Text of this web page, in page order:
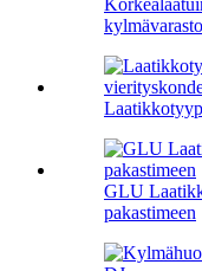
GLU
pakastimeen